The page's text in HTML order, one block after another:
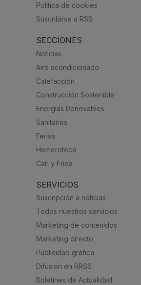
Política de cookies
Suscribirse a RSS
SECCIONES
Noticias
Aire acondicionado
Calefacción
Construcción Sostenible
Energías Renovables
Sanitarios
Ferias
Hemeroteca
Carl y Frida
SERVICIOS
Suscripción a noticias
Todos nuestros servicios
Marketing de contenidos
Marketing directo
Publicidad gráfica
Difusión en RRSS
Boletines de Actualidad